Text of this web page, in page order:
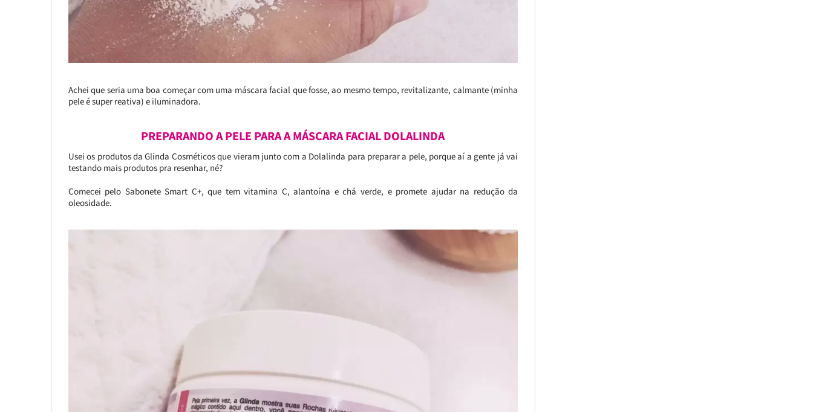
Achei que seria uma boa começar com uma máscara facial que fosse, ao mesmo tempo, revitalizante, calmante (minha
pele é super reativa) e iluminadora.
PREPARANDO A PELE PARA A MÁSCARA FACIAL DOLALINDA
Usei os produtos da Glinda Cosméticos que vieram junto com a Dolalinda para preparar a pele, porque aí a gente já vai
testando mais produtos pra resenhar, né?
Comecei pelo Sabonete Smart C+, que tem vitamina C, alantoína e chá verde, e promete ajudar na redução da
oleosidade.